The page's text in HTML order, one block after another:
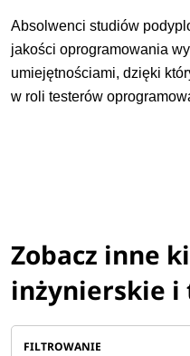
Absolwenci studiów
jakości oprogramowania
umiejętnościami, dzięki
w roli testerów
Zobacz inne
inżynierskie i
FILTROWANIE